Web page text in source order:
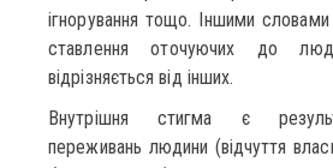
ігнорування тощо. Іншими
ставлення оточуючих до
відрізняється від інших.
Внутрішня стигма є
переживань людини (відчуття